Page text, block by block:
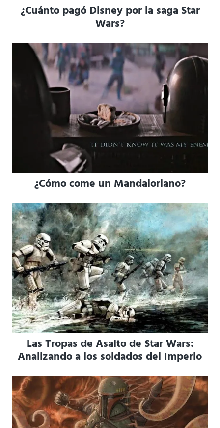
¿Cuánto pagó Disney por la saga Star
Wars?
¿Cómo come un Mandaloriano?
Las Tropas de Asalto de Star Wars:
Analizando a los soldados del Imperio